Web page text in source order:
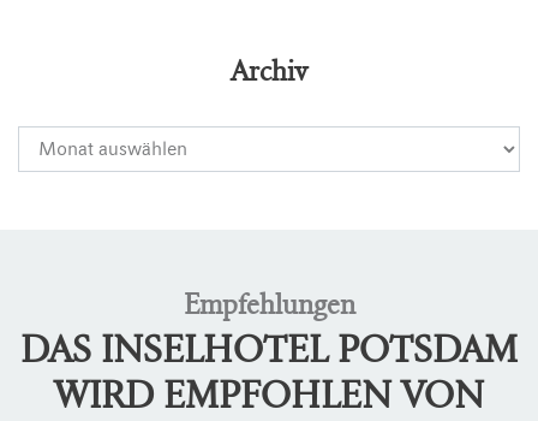
Archiv
Empfehlungen
DAS INSELHOTEL POTSDAM
WIRD EMPFOHLEN VON